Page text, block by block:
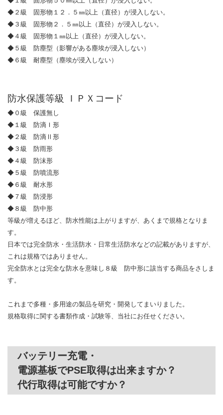
◆２級 固形物１２．５㎜以上（直径）が浸入しない。
◆３級 固形物２．５㎜以上（直径）が浸入しない。
◆４級 固形物１㎜以上（直径）が浸入しない。
◆５級 防塵型（影響がある塵埃が浸入しない）
◆６級 耐塵型（塵埃が浸入しない）
防水保護等級 ＩＰＸコード
◆０級 保護無し
◆１級 防滴Ｉ形
◆２級 防滴Ⅱ形
◆３級 防雨形
◆４級 防沫形
◆５級 防噴流形
◆６級 耐水形
◆７級 防浸形
◆８級 防中形
等級が増えるほど、防水性能は上がりますが、あくまで規格となりま
す。
日本では完全防水・生活防水・日常生活防水などの記載がありますが、
これは規格ではありません。
完全防水とは完全な防水を意味し８級 防中形に該当する商品をさしま
す。
これまで多種・多用途の製品を研究・開発してまいりました。
規格取得に関する書類作成・試験等、当社にお任せください。
バッテリー充電・
電源基板でPSE取得は出来ますか？
代行取得は可能ですか？